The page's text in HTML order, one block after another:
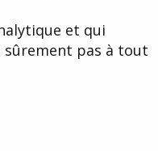
et qui
sûrement pas à tout